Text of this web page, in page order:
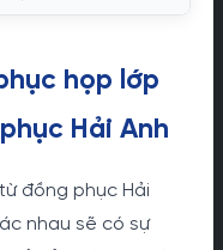
họp lớp
Hải Anh
đồng phục Hải
nhau sẽ có sự